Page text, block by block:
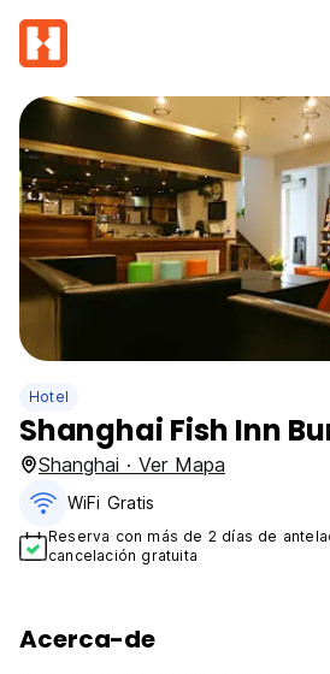
Hotel
Shanghai Fish Inn
Shanghai · Ver Mapa
WiFi Gratis
Reserva con más de 2 días de
cancelación gratuita
Acerca-de